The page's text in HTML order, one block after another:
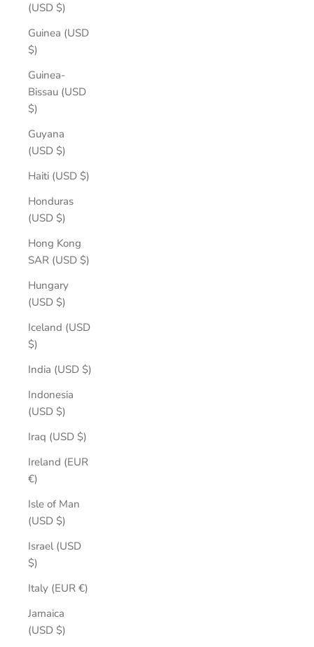
(USD $)
Guinea (USD
$)
Guinea-
Bissau (USD
$)
Guyana
(USD $)
Haiti (USD $)
Honduras
(USD $)
Hong Kong
SAR (USD $)
Hungary
(USD $)
Iceland (USD
$)
India (USD $)
Indonesia
(USD $)
Iraq (USD $)
Ireland (EUR
€)
Isle of Man
(USD $)
Israel (USD
$)
Italy (EUR €)
Jamaica
(USD $)